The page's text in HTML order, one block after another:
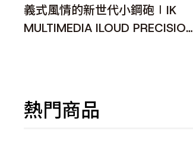
義式風情的新世代小鋼砲∣IK
MULTIMEDIA ILOUD PRECISION
熱門商品